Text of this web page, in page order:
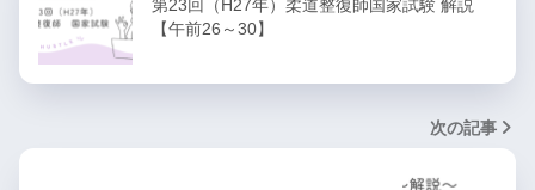
第23回（H27年）柔道整復師国家試験 解説
【午前26～30】
次の記事